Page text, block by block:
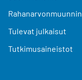
Rahanarvonmuunnin
Tulevat julkaisut
Tutkimusaineistot